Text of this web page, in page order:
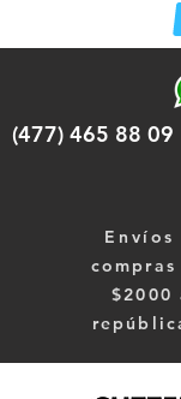
(477) 465 88 09
Envíos
$2000